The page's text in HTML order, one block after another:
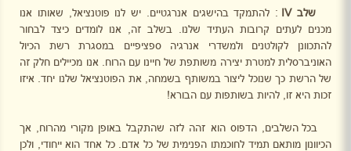
שלבIV : להתמקד בהישגים אנרגטיים. יש לנו פוטנציאל, שאותו אנו
מכנים לעתים קרובות העתיד שלנו. בשלב זה, אנו לומדים כיצד לבחור
להתכוונן לקולטנים ולמשדרי אנרגיה ספציפיים במסגרת רשת הכיול
האוניברסלית למטרת יצירה משותפת של חיינו עם הרוח. אנו מכיילים חלק זה
של הרשת כך שנוכל ליצור במשותף בשמחה, את הפוטנציאל שלנו יחד. איזו
זכות היא זו, להיות בשותפות עם הבורא!
בכל השלבים, הדפוס הוא זהה לזה שהתקבל באופן מקורי מהרוח, אך
הכיוונון מותאם תמיד לחוכמתו הפנימית של כל אדם. כל אחד הוא ייחודי, ולכן